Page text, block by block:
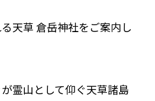
天草 倉岳神社をご案内し
霊山として仰ぐ天草諸島